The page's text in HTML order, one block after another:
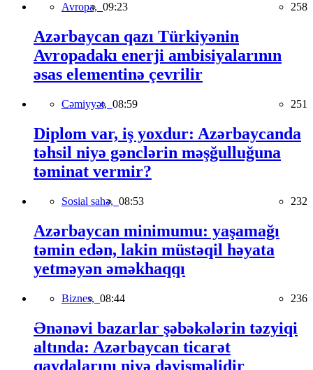
Avropa, 09:23 258
Azərbaycan qazı Türkiyənin
Avropadakı enerji ambisiyalarının
əsas elementinə çevrilir
Cəmiyyət, 08:59 251
Diplom var, iş yoxdur: Azərbaycanda
təhsil niyə gənclərin məşğulluğuna
təminat vermir?
Sosial sahə, 08:53 232
Azərbaycan minimumu: yaşamağı
təmin edən, lakin müstəqil həyata
yetməyən əməkhaqqı
Biznes, 08:44 236
Ənənəvi bazarlar şəbəkələrin təzyiqi
altında: Azərbaycan ticarət
qaydalarını niyə dəyişməlidir